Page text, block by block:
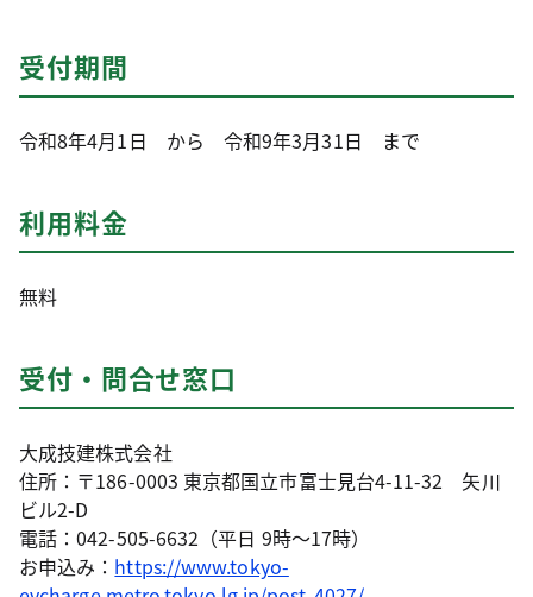
受付期間
令和8年4月1日 から 令和9年3月31日 まで
利用料金
無料
受付・問合せ窓口
大成技建株式会社
住所：〒186-0003 東京都国立市富士見台4-11-32 矢川
ビル2-D
電話：042-505-6632（平日 9時～17時）
お申込み： https://www.tokyo-